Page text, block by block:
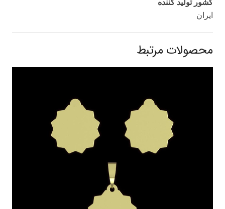
ایران
محصولات مرتبط